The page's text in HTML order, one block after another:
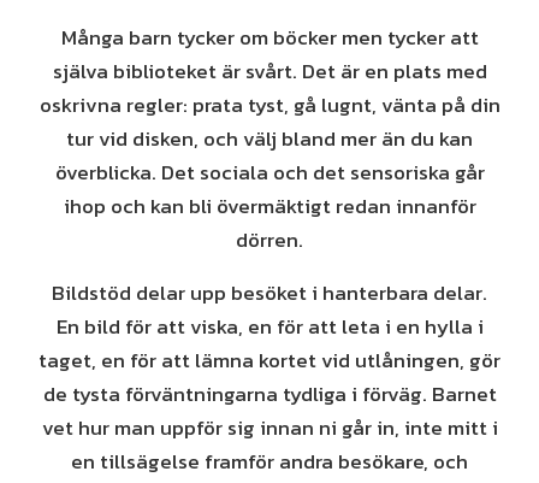
Många barn tycker om böcker men tycker att
själva biblioteket är svårt. Det är en plats med
oskrivna regler: prata tyst, gå lugnt, vänta på din
tur vid disken, och välj bland mer än du kan
överblicka. Det sociala och det sensoriska går
ihop och kan bli övermäktigt redan innanför
dörren.
Bildstöd delar upp besöket i hanterbara delar.
En bild för att viska, en för att leta i en hylla i
taget, en för att lämna kortet vid utlåningen, gör
de tysta förväntningarna tydliga i förväg. Barnet
vet hur man uppför sig innan ni går in, inte mitt i
en tillsägelse framför andra besökare, och